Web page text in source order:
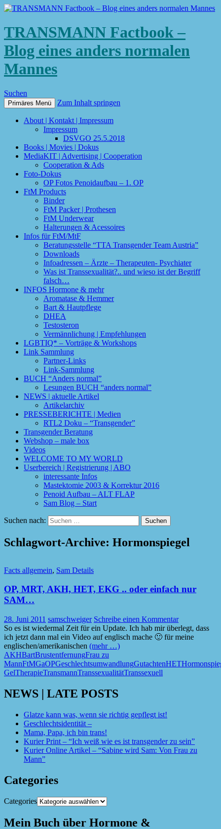
TRANSMANN Factbook –
Blog eines anders normalen
Mannes
Suchen
Primäres Menü Zum Inhalt springen
About | Kontakt | Impressum
Impressum
DSVGO 25.5.2018
Books | Movies | Dokus
MediaKIT | Advertising | Cooperation
Cooperation & Ads
Foto-Dokus
OP Fotos Penoidaufbau – 1. OP
FtM Products
Binder
FtM Packer | Prothesen
FtM Underwear
Halterungen & Acessoires
Infos für FtM/MtF
Beratungsstelle “TTA Transgender Team Austria”
Downloads
Infoadressen – Ärzte – Therapeuten- Psychiater
Was ist Transsexualität?.. und wieso ist der Begriff
falsch…
INFOS Hormone & mehr
Aromatase & Hemmer
Bart & Hautpflege
DHEA
Testosteron
Vermännlichung | Empfehlungen
LGBTIQ* – Vorträge & Workshops
Link Sammlung
Partner-Links
Link-Sammlung
BUCH “Anders normal”
Lesungen BUCH “anders normal”
NEWS | aktuelle Artikel
Artikelarchiv
PRESSEBERICHTE | Medien
RTL2 Doku – “Transgender”
Transgender Beratung
Webshop – male box
Videos
WELCOME TO MY WORLD
Userbereich | Registrierung | ABO
interessante Infos
Mastektomie 2003 & Korrektur 2016
Penoid Aufbau – ALT FLAP
Sam Blog – Start
Suchen nach:
Schlagwort-Archive: Hormonspiegel
Facts allgemein, Sam Details
OP, MRT, AKH, HET, EKG .. oder einfach nur
SAM…
28. Juni 2011 samschweiger Schreibe einen Kommentar
So es ist wiedermal Zeit für ein Update. Ich hab mir überlegt, dass
ich jetzt dann mal ein Video auf englisch mache 🙂 für meine
englischen/amerikanischen (mehr …)
AKHBartBrustentfernungFrau zu
MannFtMGaOPGeschlechtsumwandlungGutachtenHET
GelTherapieTransmannTranssexualitätTranssexuell
NEWS | LATE POSTS
Glatze kann was, wenn sie richtig gepflegt ist!
Geschlechtsidentität –
Mama, Papa, ich bin trans!
Kurier Print – “Ich weiß wie es ist transgender zu sein”
Kurier Online Artikel – “Sabine wird Sam: Von Frau zu
Mann”
Categories
Categories
Mein Buch über Hormone &